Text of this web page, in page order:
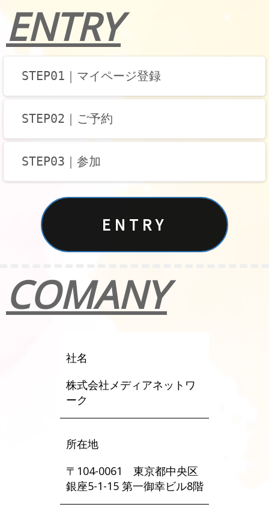
ENTRY
STEP01｜マイページ登録
STEP02｜ご予約
STEP03｜参加
ENTRY
COMANY
社名
株式会社メディアネットワ
ーク
所在地
〒104-0061 東京都中央区
銀座5-1-15 第一御幸ビル8階